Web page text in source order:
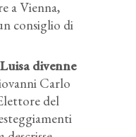
a Vienna,
consiglio di
divenne
Carlo
del